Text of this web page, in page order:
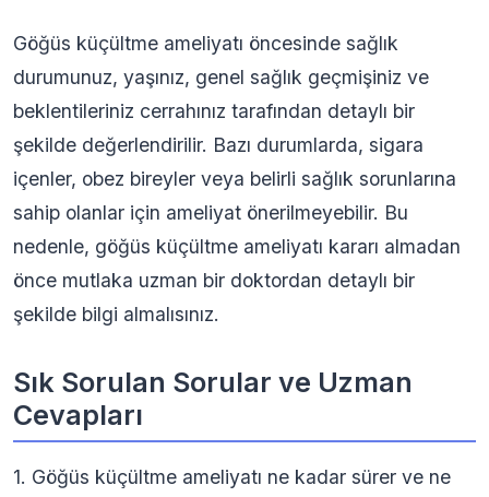
Göğüs küçültme ameliyatı öncesinde sağlık
durumunuz, yaşınız, genel sağlık geçmişiniz ve
beklentileriniz cerrahınız tarafından detaylı bir
şekilde değerlendirilir. Bazı durumlarda, sigara
içenler, obez bireyler veya belirli sağlık sorunlarına
sahip olanlar için ameliyat önerilmeyebilir. Bu
nedenle, göğüs küçültme ameliyatı kararı almadan
önce mutlaka uzman bir doktordan detaylı bir
şekilde bilgi almalısınız.
Sık Sorulan Sorular ve Uzman
Cevapları
1. Göğüs küçültme ameliyatı ne kadar sürer ve ne